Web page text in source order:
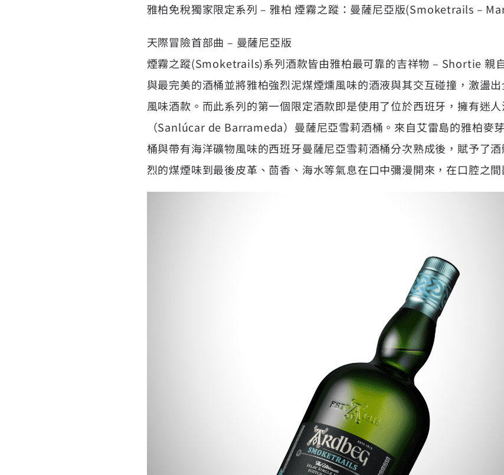
雅柏免稅獨家限定系列 – 雅柏 煙霧之蹤：曼薩尼亞版(Smoketrails –
天際冒險首部曲 – 曼薩尼亞版
煙霧之蹤(Smoketrails)系列酒款皆由雅柏最可靠的吉祥物 – Shortie 親
與最完美的酒桶並將雅柏強烈泥煤煙燻風味的酒液與其交互碰撞，激盪
風味酒款。而此系列的第一個限定酒款即是使用了位於西班牙，擁有迷
（Sanlúcar de Barrameda）曼薩尼亞雪莉酒桶。來自艾雷島的雅柏麥
桶與帶有海洋礦物風味的西班牙曼薩尼亞雪莉酒桶分次熟成後，賦予了
烈的煤煙味到最後皮革、茴香、海水等氣息在口中彌漫開來，在口腔之間